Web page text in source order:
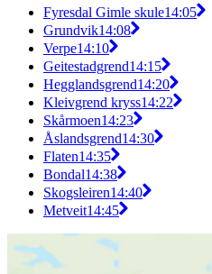
Fyresdal Gimle skule14:05
Grundvik14:08
Verpe14:10
Geitestadgrend14:15
Hegglandsgrend14:20
Kleivgrend kryss14:22
Skårmoen14:23
Åslandsgrend14:30
Flaten14:35
Bondal14:38
Skogsleiren14:40
Metveit14:45